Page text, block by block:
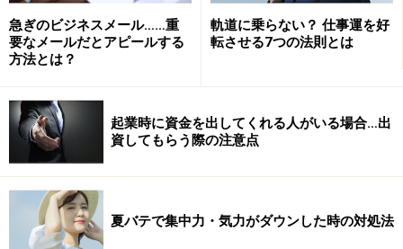
し。
・根拠もなしに、高い目標を設定、あとは“やればでき
る！”でおしまい。
・アレもコレもと欲張り過ぎ。結局、どれもが中途半端
でいつしかペンディング。
・目標設定しても、その実現手段まで具体的に考えてい
なかった。
■途中で挫折してしまう
・次々にやって来る難題に頭をかかえ、耐え切れずに途
急ぎのビジネスメール……重
要なメールだとアピールする
方法とは？
軌道に乗らない？ 仕事運を好
転させる7つの法則とは
起業時に資金を出してくれる人がいる場合…出
資してもらう際の注意点
夏バテで集中力・気力がダウンした時の対処法